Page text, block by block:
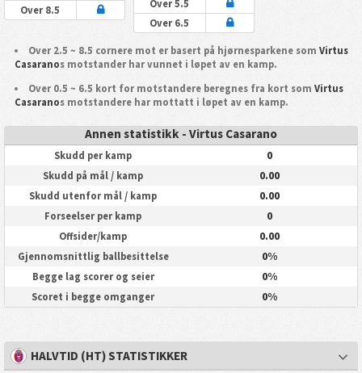
Over 8.5
Over 5.5
Over 6.5
Over 2.5 ~ 8.5 cornere mot er basert på hjørnesparkene somVirtus
Casaranos motstander har vunnet i løpet av en kamp.
Over 0.5 ~ 6.5 kort for motstandere beregnes fra kort somVirtus
Casaranos motstandere har mottatt i løpet av en kamp.
Annen statistikk - Virtus Casarano
Skudd per kamp 0
Skudd på mål / kamp 0.00
Skudd utenfor mål / kamp 0.00
Forseelser per kamp 0
Offsider/kamp 0.00
Gjennomsnittlig ballbesittelse 0%
Begge lag scorer og seier 0%
Scoret i begge omganger 0%
HALVTID (HT) STATISTIKKER